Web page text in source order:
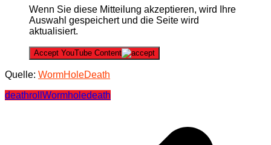
Wenn Sie diese Mitteilung akzeptieren, wird Ihre
Auswahl gespeichert und die Seite wird
aktualisiert.
Accept YouTube Content
Quelle: WormHoleDeath
deathroll Wormholedeath